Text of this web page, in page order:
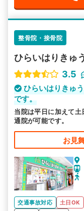
整骨院・接骨院
ひらいはりきゅ
3.5
ひらいはりきゅ
です。
当院は平日に加えて
通院が可能です。
お見
交通事故対応 土日OK